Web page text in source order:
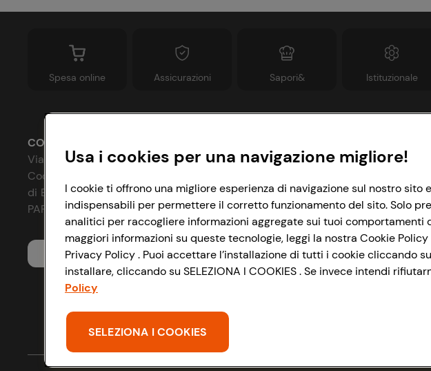
Spesa online Assicurazioni Sapori& Istituzionale
Cookie Policy
Impostazioni Cookie
Accessibilità
CONAD SOCIETÀ COOPERATIVA
Via Michelino, 59 | 40127 BOLOGNA
Codice Fiscale e Registro Imprese
di Bologna 00865960157
PARTITA IVA 03320960374
Servizio clienti
Usa i cookies per una navigazione migliore!
I cookie ti offrono una migliore esperienza di navigazione sul nostro
indispensabili per permettere il corretto funzionamento del sito. Solo
analitici per raccogliere informazioni aggregate sui tuoi comportamenti
maggiori informazioni su queste tecnologie, leggi la nostra Cookie
Privacy Policy . Puoi accettare l’installazione di tutti i cookie cliccando
installare, cliccando su SELEZIONA I COOKIES . Se invece intendi
Policy
SELEZIONA I COOKIES